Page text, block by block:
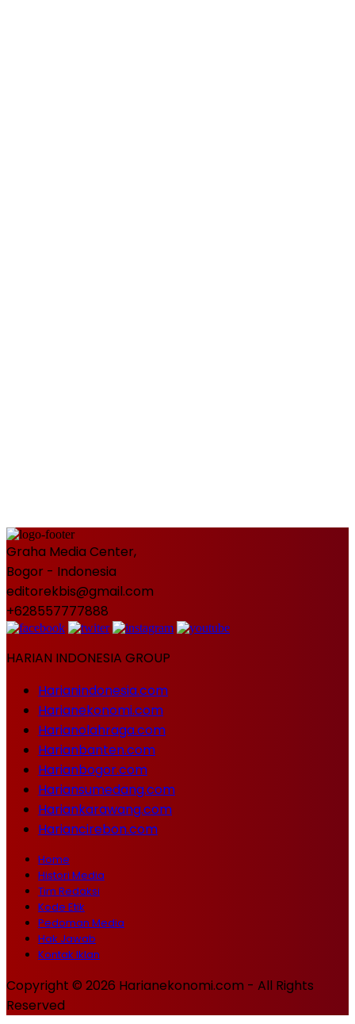
Graha Media Center,
Bogor - Indonesia
editorekbis@gmail.com
+628557777888
HARIAN INDONESIA GROUP
Harianindonesia.com
Harianekonomi.com
Harianolahraga.com
Harianbanten.com
Harianbogor.com
Hariansumedang.com
Hariankarawang.com
Hariancirebon.com
Home
Histori Media
Tim Redaksi
Kode Etik
Pedoman Media
Hak Jawab
Kontak Iklan
Copyright © 2026 Harianekonomi.com - All Rights
Reserved